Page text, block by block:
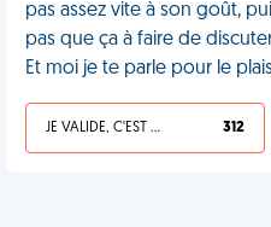
pas assez vite à son goût,
pas que ça à faire de
Et moi je te parle pour le
JE VALIDE, C'EST UNE VDM 312